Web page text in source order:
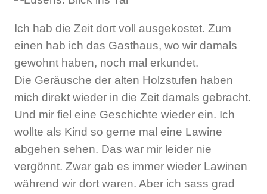
Ich hab die Zeit dort voll ausgekostet. Zum
einen hab ich das Gasthaus, wo wir damals
gewohnt haben, noch mal erkundet.
Die Geräusche der alten Holzstufen haben
mich direkt wieder in die Zeit damals gebracht.
Und mir fiel eine Geschichte wieder ein. Ich
wollte als Kind so gerne mal eine Lawine
abgehen sehen. Das war mir leider nie
vergönnt. Zwar gab es immer wieder Lawinen
während wir dort waren. Aber ich sass grad